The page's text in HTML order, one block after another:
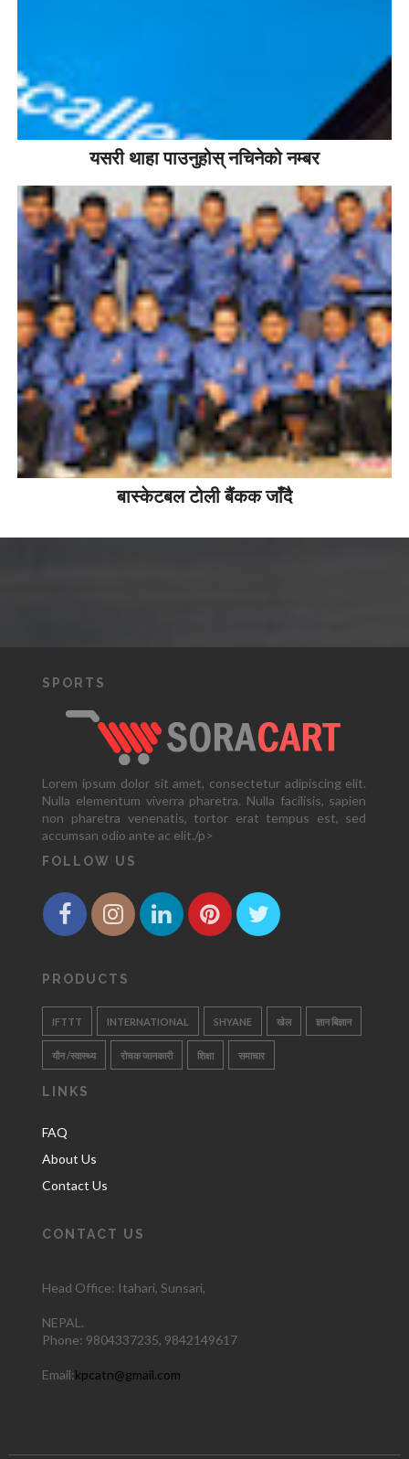
यसरी थाहा पाउनुहोस् नचिनेको नम्बर
बास्केटबल टोली बैंकक जाँदै
SPORTS
Lorem ipsum dolor sit amet, consectetur adipiscing elit.
Nulla elementum viverra pharetra. Nulla facilisis, sapien
non pharetra venenatis, tortor erat tempus est, sed
accumsan odio ante ac elit./p>
FOLLOW US
PRODUCTS
IFTTT INTERNATIONAL SHYANE खेल ज्ञान बिज्ञान
यौन /स्वास्थ्य रोचक जानकारी शिक्षा समाचार
LINKS
FAQ
About Us
Contact Us
CONTACT US
Head Office: Itahari, Sunsari,
NEPAL.
Phone: 9804337235, 9842149617
Email:kpcatn@gmail.com